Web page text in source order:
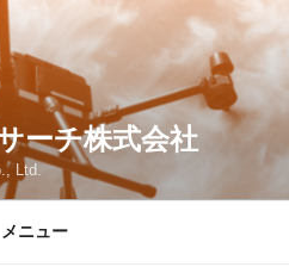
ーチ株式会社
Ltd.
メニュー